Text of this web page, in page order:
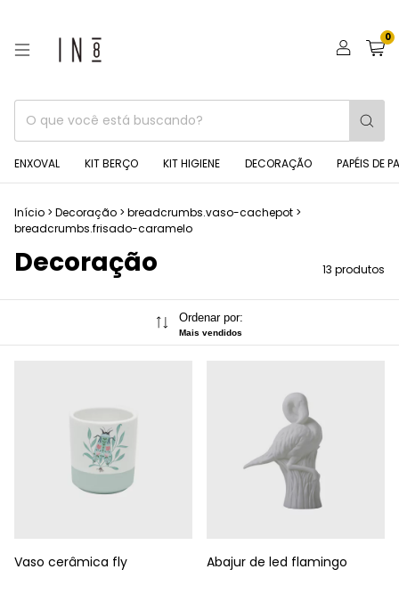
0
ENXOVAL KIT BERÇO KIT HIGIENE DECORAÇÃO PAPÉIS DE
Início > Decoração > breadcrumbs.vaso-cachepot >
breadcrumbs.frisado-caramelo
Decoração 13 produtos
Ordenar por:
Mais vendidos
Vaso cerâmica fly Abajur de led flamingo